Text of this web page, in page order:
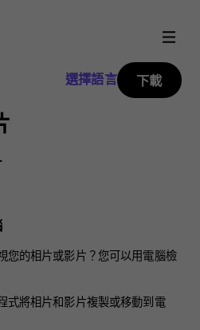
選擇語言 下載
您的相片或影片？您可以用電腦檢
式將相片和影片複製或移動到電